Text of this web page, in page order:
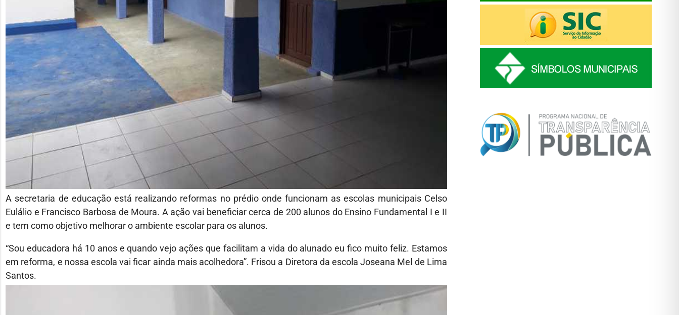
A secretaria de educação está realizando reformas no prédio onde funcionam as escolas municipais Celso
Eulálio e Francisco Barbosa de Moura. A ação vai beneficiar cerca de 200 alunos do Ensino Fundamental I e II
e tem como objetivo melhorar o ambiente escolar para os alunos.
“Sou educadora há 10 anos e quando vejo ações que facilitam a vida do alunado eu fico muito feliz. Estamos
em reforma, e nossa escola vai ficar ainda mais acolhedora”. Frisou a Diretora da escola Joseana Mel de Lima
Santos.